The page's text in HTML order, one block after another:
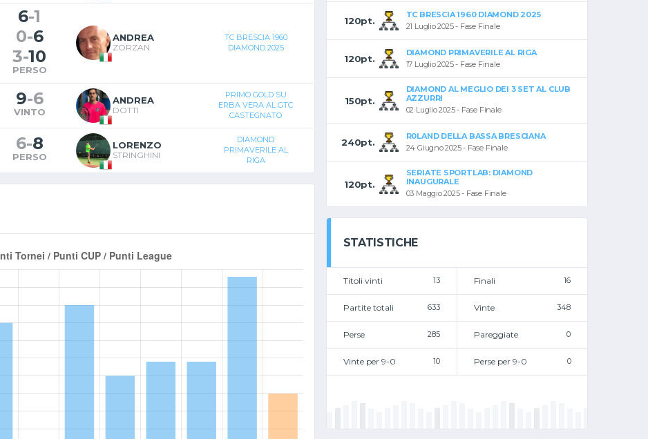
6-1
0-6
3-10
PERSO
ANDREA
ZORZAN
TC BRESCIA 1960
DIAMOND 2025
9-6
VINTO
ANDREA
DOTTI
PRIMO GOLD SU
ERBA VERA AL GTC
CASTEGNATO
6-8
PERSO
LORENZO
STRINGHINI
DIAMOND
PRIMAVERILE AL
RIGA
120pt.
TC BRESCIA 1960 DIAMOND 2025
21 Luglio 2025 - Fase Finale
120pt.
DIAMOND PRIMAVERILE AL RIGA
17 Luglio 2025 - Fase Finale
150pt.
DIAMOND AL MEGLIO DEI 3 SET AL CLUB
AZZURRI
02 Luglio 2025 - Fase Finale
240pt.
R0LAND DELLA BASSA BRESCIANA
24 Giugno 2025 - Fase Finale
120pt.
SERIATE SPORTLAB: DIAMOND
INAUGURALE
03 Maggio 2025 - Fase Finale
STATISTICHE
Titoli vinti 13 Finali 16
Partite totali 633 Vinte 348
Perse 285 Pareggiate 0
Vinte per 9-0 10 Perse per 9-0 0